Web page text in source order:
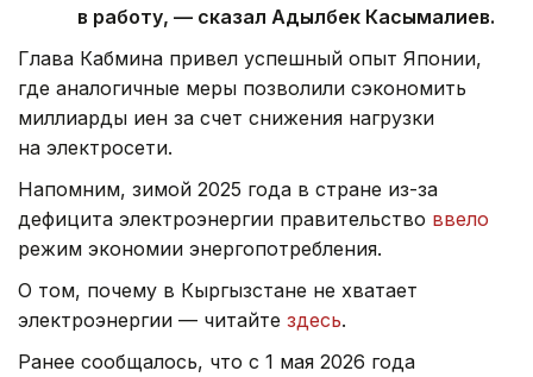
в работу, — сказал Адылбек Касымалиев.
Глава Кабмина привел успешный опыт Японии,
где аналогичные меры позволили сэкономить
миллиарды иен за счет снижения нагрузки
на электросети.
Напомним, зимой 2025 года в стране из-за
дефицита электроэнергии правительство ввело
режим экономии энергопотребления.
О том, почему в Кыргызстане не хватает
электроэнергии — читайте здесь.
Ранее сообщалось, что с 1 мая 2026 года